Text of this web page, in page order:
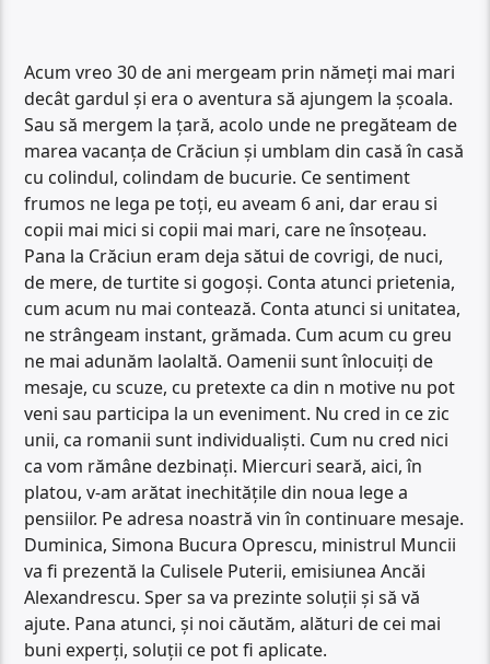
Acum vreo 30 de ani mergeam prin nămeți mai mari
decât gardul și era o aventura să ajungem la școala.
Sau să mergem la țară, acolo unde ne pregăteam de
marea vacanța de Crăciun și umblam din casă în casă
cu colindul, colindam de bucurie. Ce sentiment
frumos ne lega pe toți, eu aveam 6 ani, dar erau si
copii mai mici si copii mai mari, care ne însoțeau.
Pana la Crăciun eram deja sătui de covrigi, de nuci,
de mere, de turtite si gogoși. Conta atunci prietenia,
cum acum nu mai contează. Conta atunci si unitatea,
ne strângeam instant, grămada. Cum acum cu greu
ne mai adunăm laolaltă. Oamenii sunt înlocuiți de
mesaje, cu scuze, cu pretexte ca din n motive nu pot
veni sau participa la un eveniment. Nu cred in ce zic
unii, ca romanii sunt individualiști. Cum nu cred nici
ca vom rămâne dezbinați. Miercuri seară, aici, în
platou, v-am arătat inechitățile din noua lege a
pensiilor. Pe adresa noastră vin în continuare mesaje.
Duminica, Simona Bucura Oprescu, ministrul Muncii
va fi prezentă la Culisele Puterii, emisiunea Ancăi
Alexandrescu. Sper sa va prezinte soluții și să vă
ajute. Pana atunci, și noi căutăm, alături de cei mai
buni experți, soluții ce pot fi aplicate.